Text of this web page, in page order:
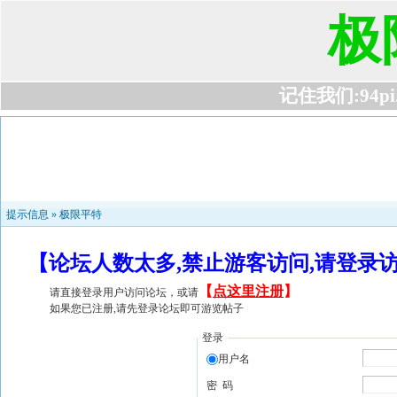
极
记住我们
提示信息 » 极限平特
【论坛人数太多,禁止游客访问,请登
请直接登录用户访问论坛，或请 【 点这里注册】
如果您已注册,请先登录论坛即可游览帖子
登录
用户名
密 码